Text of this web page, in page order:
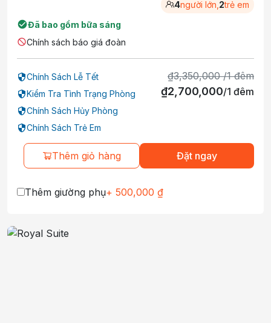
4người lớn, 2trẻ em
Đã bao gồm bữa sáng
Chính sách báo giá đoàn
Chính Sách Lễ Tết
Kiểm Tra Tình Trạng Phòng
Chính Sách Hủy Phòng
Chính Sách Trẻ Em
₫3,350,000 /1 đêm
₫2,700,000/1 đêm
Thêm giỏ hàng Đặt ngay
Thêm giường phụ+ 500,000 ₫